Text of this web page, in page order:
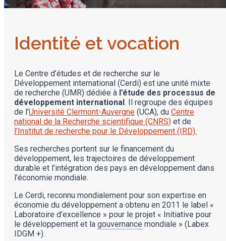
Identité et vocation
Le Centre d’études et de recherche sur le
Développement international (Cerdi) est une unité mixte
de recherche (UMR) dédiée à l’étude des processus de
développement international. Il regroupe des équipes
de l’Université Clermont-Auvergne (UCA), du Centre
national de la Recherche scientifique (CNRS) et de
l’Institut de recherche pour le Développement (IRD).
Ses recherches portent sur le financement du
développement, les trajectoires de développement
durable et l’intégration des pays en développement dans
l’économie mondiale.
Le Cerdi, reconnu mondialement pour son expertise en
économie du développement a obtenu en 2011 le label «
Laboratoire d’excellence » pour le projet « Initiative pour
le développement et la gouvernance mondiale » (Labex
IDGM +).